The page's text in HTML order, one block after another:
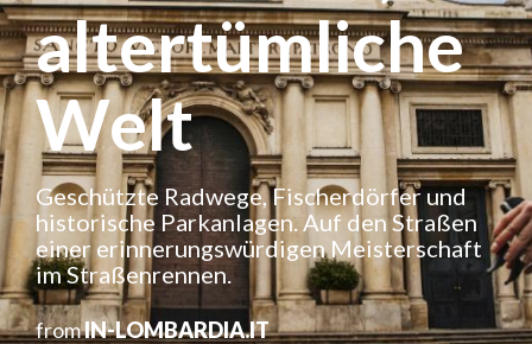
altertümliche
Welt
Geschützte Radwege, Fischerdörfer und
historische Parkanlagen. Auf den Straßen
einer erinnerungswürdigen Meisterschaft
im Straßenrennen.
fromIN-LOMBARDIA.IT